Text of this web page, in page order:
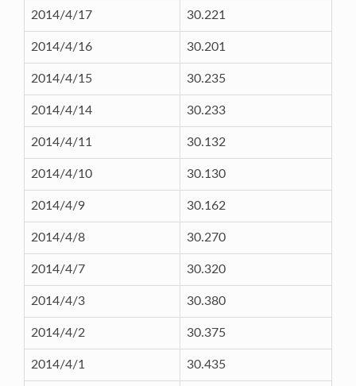
2014/4/17 30.221
2014/4/16 30.201
2014/4/15 30.235
2014/4/14 30.233
2014/4/11 30.132
2014/4/10 30.130
2014/4/9 30.162
2014/4/8 30.270
2014/4/7 30.320
2014/4/3 30.380
2014/4/2 30.375
2014/4/1 30.435